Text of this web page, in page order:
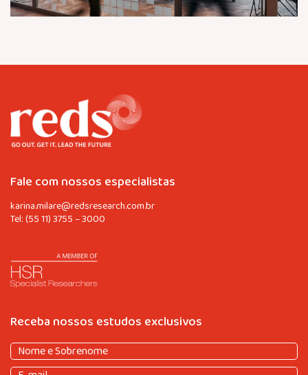
Fale com nossos especialistas
karina.milare@redsresearch.com.br
Tel:(55 11) 3755 – 3000
Receba nossos estudos exclusivos
Nome
e
Nome